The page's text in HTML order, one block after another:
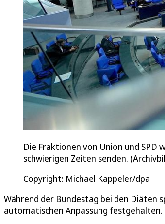
Die Fraktionen von Union und SPD
schwierigen Zeiten senden.
Copyright: Michael Kappeler/dpa
Während der Bundestag bei den Diäten
automatischen Anpassung festgehalten.